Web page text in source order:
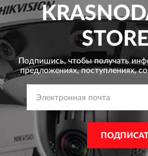
Подпишись, чтобы получать
предложениях,поступлениях,